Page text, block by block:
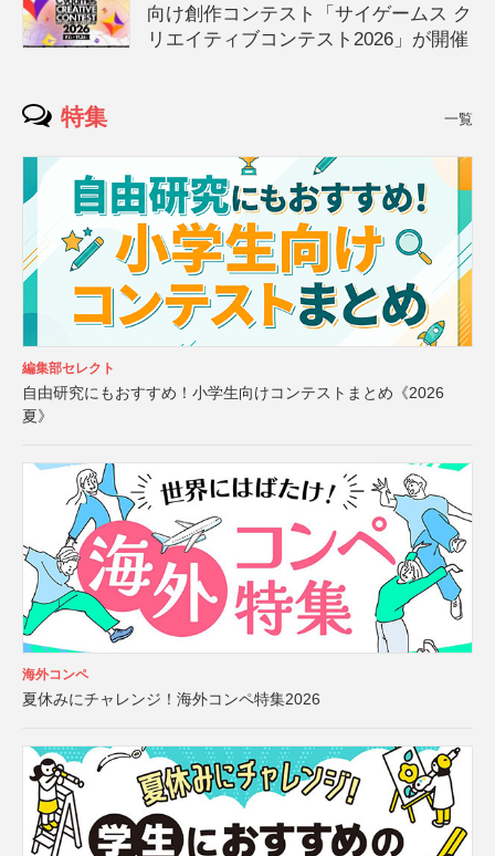
向け創作コンテスト「サイゲームス ク
リエイティブコンテスト2026」が開催
特集 一覧
編集部セレクト
自由研究にもおすすめ！小学生向けコンテストまとめ《2026
夏》
海外コンペ
夏休みにチャレンジ！海外コンペ特集2026